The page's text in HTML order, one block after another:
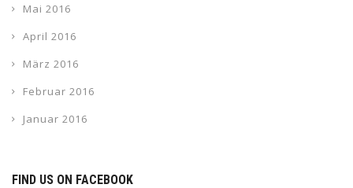
Mai 2016
April 2016
März 2016
Februar 2016
Januar 2016
FIND US ON FACEBOOK